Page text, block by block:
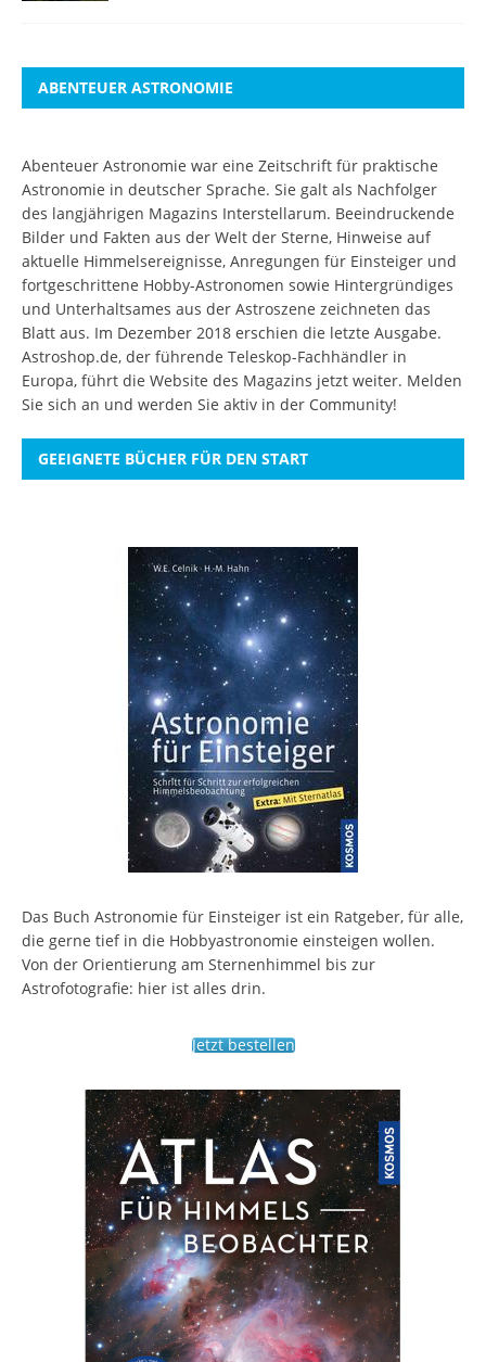
ABENTEUER ASTRONOMIE
Abenteuer Astronomie war eine Zeitschrift für praktische
Astronomie in deutscher Sprache. Sie galt als Nachfolger
des langjährigen Magazins Interstellarum. Beeindruckende
Bilder und Fakten aus der Welt der Sterne, Hinweise auf
aktuelle Himmelsereignisse, Anregungen für Einsteiger und
fortgeschrittene Hobby-Astronomen sowie Hintergründiges
und Unterhaltsames aus der Astroszene zeichneten das
Blatt aus. Im Dezember 2018 erschien die letzte Ausgabe.
Astroshop.de, der führende Teleskop-Fachhändler in
Europa, führt die Website des Magazins jetzt weiter. Melden
Sie sich an und werden Sie aktiv in der Community!
GEEIGNETE BÜCHER FÜR DEN START
Das Buch Astronomie für Einsteiger ist ein Ratgeber, für alle,
die gerne tief in die Hobbyastronomie einsteigen wollen.
Von der Orientierung am Sternenhimmel bis zur
Astrofotografie: hier ist alles drin.
Jetzt bestellen